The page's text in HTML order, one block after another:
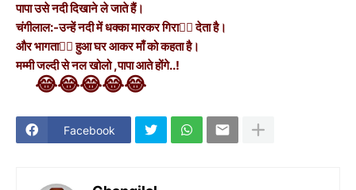
पापा उसे नदी दिखाने ले जाते हैं।
चंगीलाल:-उन्हें नदी में धक्का मारकर गिरा🏊‍♂️ देता है।
और भागता🏃‍♂️ हुआ घर आकर माँ को कहता है।
मम्मी जल्दी से नल खोलो ,पापा आते होंगे..!
😂😂😂😂😂
Facebook